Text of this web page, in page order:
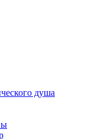
душа